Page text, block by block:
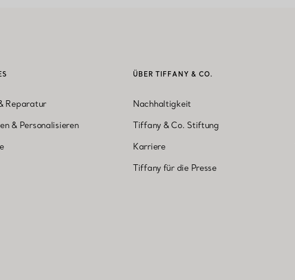
Reparatur
& Personalisieren
ÜBER TIFFANY & CO.
Nachhaltigkeit
Tiffany & Co. Stiftung
Karriere
Tiffany für die Presse